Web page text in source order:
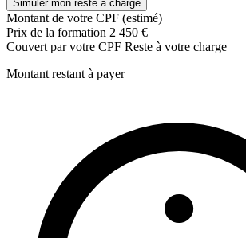
Matière d'œuvre - les fibres
Matière d'œuvre - les textiles et les
Matière d'œuvre - les fibres
Matière d'œuvre - les textiles et les
Examen blanc
Régler, mettre en œuvre et maintenir en
La piqueuse plate et la surjeteuse
Les machines spécialisées
La piqueuse plate et la surjeteuse
Les machines spécialisées
Organisation du poste de travail
Effectuer les opérations de coupe et
Simuler mon reste à charge
Montant de votre CPF (estimé)
Prix de la formation 2 450 €
Couvert par votre CPF Reste à votre charge
Montant restant à payer